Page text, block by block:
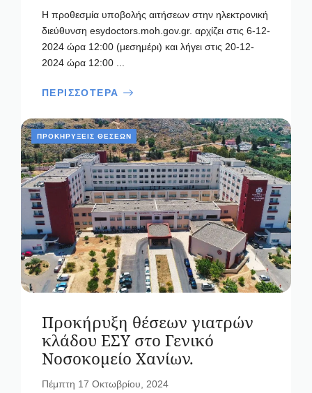
Η προθεσμία υποβολής αιτήσεων στην ηλεκτρονική
διεύθυνση esydoctors.moh.gov.gr. αρχίζει στις 6-12-
2024 ώρα 12:00 (μεσημέρι) και λήγει στις 20-12-
2024 ώρα 12:00 ...
ΠΕΡΙΣΣΟΤΕΡΑ
ΠΡΟΚΗΡΎΞΕΙΣ ΘΈΣΕΩΝ
Προκήρυξη θέσεων γιατρών
κλάδου ΕΣΥ στο Γενικό
Νοσοκομείο Χανίων.
Πέμπτη 17 Οκτωβρίου, 2024